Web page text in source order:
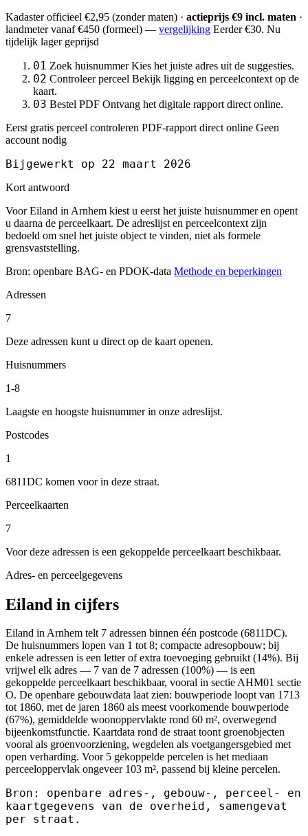
Kadaster officieel €2,95 (zonder maten) · actieprijs €9 incl. maten ·
landmetervanaf €450 (formeel) — vergelijking Eerder €30. Nu
tijdelijk lager geprijsd
01 Zoek huisnummer Kies het juiste adres uit de suggesties.
02 Controleer perceel Bekijk ligging en perceelcontext op de
kaart.
03 Bestel PDF Ontvang het digitale rapport direct online.
Eerst gratis perceel controleren PDF-rapport direct online Geen
account nodig
Bijgewerkt op 22 maart 2026
Kort antwoord
Voor Eiland in Arnhem kiest u eerst het juiste huisnummer en opent
u daarna de perceelkaart. De adreslijst en perceelcontext zijn
bedoeld om snel het juiste object te vinden, niet als formele
grensvaststelling.
Bron: openbare BAG- en PDOK-data Methode en beperkingen
Adressen
7
Deze adressen kunt u direct op de kaart openen.
Huisnummers
1-8
Laagste en hoogste huisnummer in onze adreslijst.
Postcodes
1
6811DC komen voor in deze straat.
Perceelkaarten
7
Voor deze adressen is een gekoppelde perceelkaart beschikbaar.
Adres- en perceelgegevens
Eiland in cijfers
Eiland in Arnhem telt 7 adressen binnen één postcode (6811DC).
De huisnummers lopen van 1 tot 8; compacte adresopbouw; bij
enkele adressen is een letter of extra toevoeging gebruikt (14%). Bij
vrijwel elk adres — 7 van de 7 adressen (100%) — is een
gekoppelde perceelkaart beschikbaar, vooral in sectie AHM01 sectie
O. De openbare gebouwdata laat zien: bouwperiode loopt van 1713
tot 1860, met de jaren 1860 als meest voorkomende bouwperiode
(67%), gemiddelde woonoppervlakte rond 60 m², overwegend
bijeenkomstfunctie. Kaartdata rond de straat toont groenobjecten
vooral als groenvoorziening, wegdelen als voetgangersgebied met
open verharding. Voor 5 gekoppelde percelen is het mediaan
perceeloppervlak ongeveer 103 m², passend bij kleine percelen.
Bron: openbare adres-, gebouw-, perceel- en
kaartgegevens van de overheid, samengevat
per straat.